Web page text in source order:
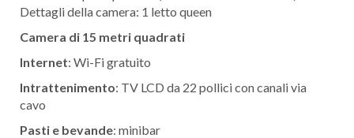
Dettagli della camera: 1 letto queen
Camera di 15 metri quadrati
Internet: Wi-Fi gratuito
Intrattenimento: TV LCD da 22 pollici con canali via
cavo
Pasti e bevande: minibar